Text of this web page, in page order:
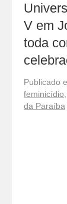
V em
toda
Publicado
feminicídio
da Paraíba